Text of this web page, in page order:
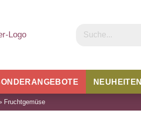
NEUHEITEN
Bohnen & Erbsen
Fruchtgemüse